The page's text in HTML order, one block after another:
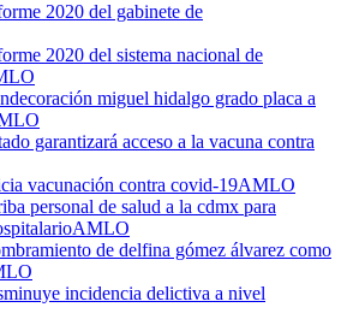
2020 del gabinete de
2020 del sistema nacional de
miguel hidalgo grado placa a
garantizará acceso a la vacuna contra
vacunación contra covid-19AMLO
personal de salud a la cdmx para
AMLO
de delfina gómez álvarez como
incidencia delictiva a nivel